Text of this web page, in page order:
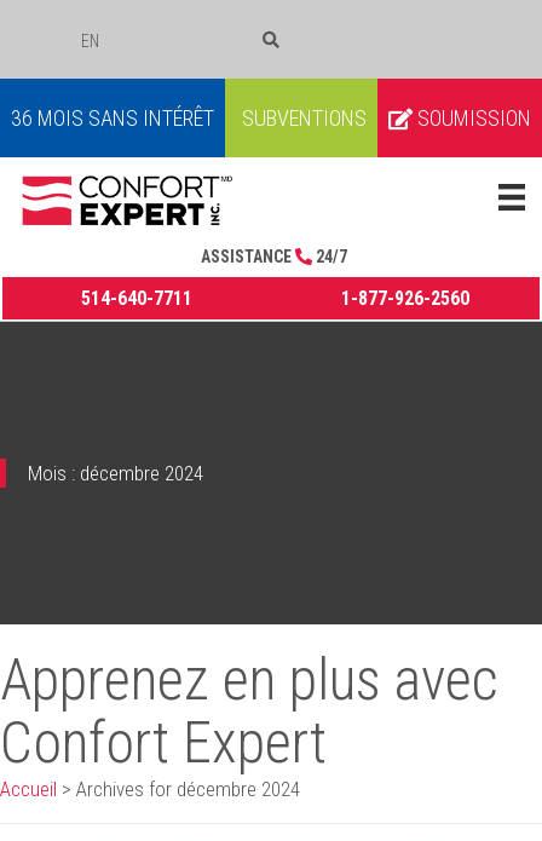
EN
36 MOIS SANS INTÉRÊT SUBVENTIONS SOUMISSION
ASSISTANCE 24/7
514-640-7711 1-877-926-2560
Mois : décembre 2024
Apprenez en plus avec
Confort Expert
Accueil > Archives for décembre 2024